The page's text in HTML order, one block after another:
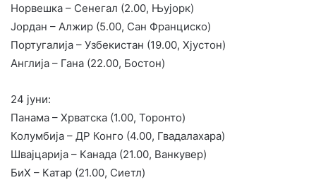
Норвешка – Сенегал (2.00, Њујорк)
Јордан – Алжир (5.00, Сан Франциско)
Португалија – Узбекистан (19.00, Хјустон)
Англија – Гана (22.00, Бостон)
24 јуни:
Панама – Хрватска (1.00, Торонто)
Колумбија – ДР Конго (4.00, Гвадалахара)
Швајцарија – Канада (21.00, Ванкувер)
БиХ – Катар (21.00, Сиетл)